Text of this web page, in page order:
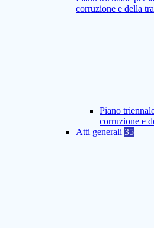
corruzione e della
Piano
corruzione e
Atti generali 35